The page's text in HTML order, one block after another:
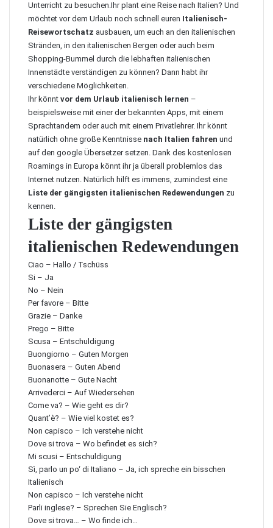
Unterricht zu besuchen.Ihr plant eine Reise nach Italien? Und
möchtet vor dem Urlaub noch schnell euren Italienisch-
Reisewortschatz ausbauen, um euch an den italienischen
Stränden, in den italienischen Bergen oder auch beim
Shopping-Bummel durch die lebhaften italienischen
Innenstädte verständigen zu können? Dann habt ihr
verschiedene Möglichkeiten.
Ihr könnt vor dem Urlaub italienisch lernen –
beispielsweise mit einer der bekannten Apps, mit einem
Sprachtandem oder auch mit einem Privatlehrer. Ihr könnt
natürlich ohne große Kenntnisse nach Italien fahren und
auf den google Übersetzer setzen. Dank des kostenlosen
Roamings in Europa könnt ihr ja überall problemlos das
Internet nutzen. Natürlich hilft es immens, zumindest eine
Liste der gängigsten italienischen Redewendungen zu
kennen.
Liste der gängigsten
italienischen Redewendungen
Ciao – Hallo / Tschüss
Si – Ja
No – Nein
Per favore – Bitte
Grazie – Danke
Prego – Bitte
Scusa – Entschuldigung
Buongiorno – Guten Morgen
Buonasera – Guten Abend
Buonanotte – Gute Nacht
Arrivederci – Auf Wiedersehen
Come va? – Wie geht es dir?
Quant’è? – Wie viel kostet es?
Non capisco – Ich verstehe nicht
Dove si trova – Wo befindet es sich?
Mi scusi – Entschuldigung
Sì, parlo un po‘ di Italiano – Ja, ich spreche ein bisschen
Italienisch
Non capisco – Ich verstehe nicht
Parli inglese? – Sprechen Sie Englisch?
Dove si trova… – Wo finde ich…